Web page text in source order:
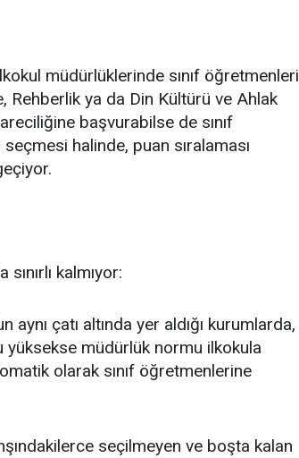
müdürlüklerinde sınıf öğretmenleri
Rehberlik ya da Din Kültürü ve Ahlak
başvurabilse de sınıf
halinde, puan sıralaması
kalmıyor:
aynı çatı altında yer aldığı kurumlarda,
müdürlük normu ilkokula
olarak sınıf öğretmenlerine
seçilmeyen ve boşta kalan